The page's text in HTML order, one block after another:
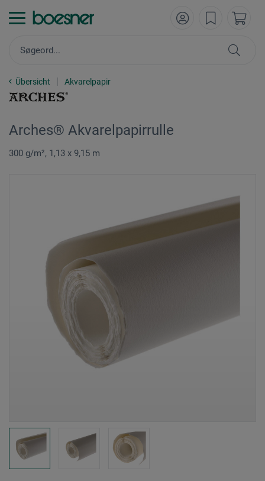
Übersicht Akvarelpapir
Arches® Akvarelpapirrulle
300 g/m², 1,13 x 9,15 m